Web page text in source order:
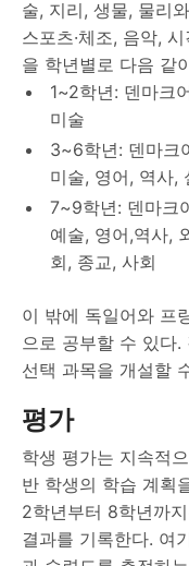
술, 지리, 생물, 물리
스포츠·체조, 음악,
을 학년별로 다음 같
1~2학년: 덴마크
미술
3~6학년: 덴마크
미술, 영어, 역사,
7~9학년: 덴마크
예술, 영어,역사,
회, 종교, 사회
이 밖에 독일어와 프
으로 공부할 수 있다
선택 과목을 개설할
평가
학생 평가는 지속적
반 학생의 학습 계획
2학년부터 8학년까
결과를 기록한다. 여